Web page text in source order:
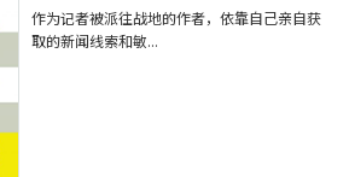
作为记者被派往战地的作者，依靠自己亲自获
取的新闻线索和敏...